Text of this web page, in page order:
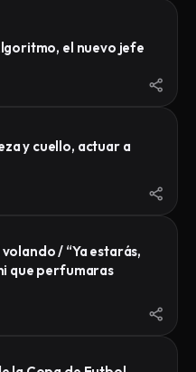
el nuevo jefe
y cuello, actuar a
/ “Ya estarás,
que perfumaras